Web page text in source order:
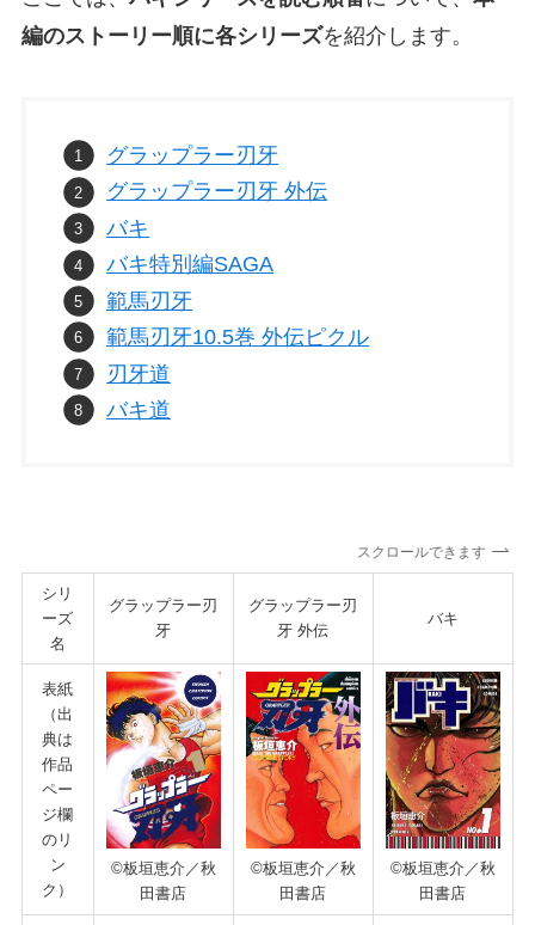
編のストーリー順に各シリーズを紹介します。
グラップラー刃牙
グラップラー刃牙 外伝
バキ
バキ特別編SAGA
範馬刃牙
範馬刃牙10.5巻 外伝ピクル
刃牙道
バキ道
スクロールできます
シリ
ーズ
名
グラップラー刃
牙
グラップラー刃
牙 外伝
バキ
表紙
（出
典は
作品
ペー
ジ欄
のリ
ン
ク）
©板垣恵介／秋
田書店
©板垣恵介／秋
田書店
©板垣恵介／秋
田書店